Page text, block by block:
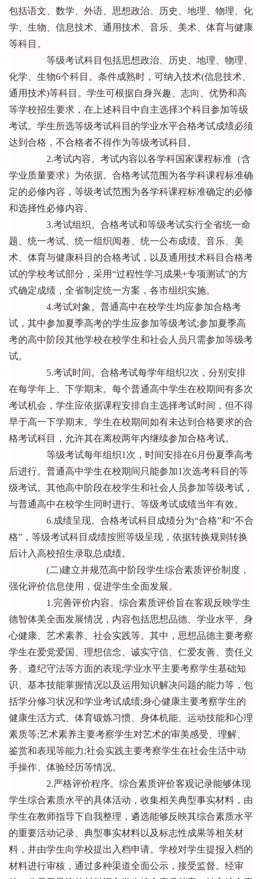
包括语文、数学、外语、思想政治、历史、地理、物理、化
学、生物、信息技术、通用技术、音乐、美术、体育与健康
等科目。
等级考试科目包括思想政治、历史、地理、物理、
化学、生物6个科目。条件成熟时，可纳入技术(信息技术、
通用技术)等科目。学生可根据自身兴趣、志向、优势和高
等学校招生要求，在上述科目中自主选择3个科目参加等级
考试。学生所选等级考试科目的学业水平合格考试成绩必须
达到合格，不合格者不得作为等级考试科目。
2.考试内容。考试内容以各学科国家课程标准（含
学业质量要求）为依据。合格考试范围为各学科课程标准确
定的必修内容，等级考试范围为各学科课程标准确定的必修
和选择性必修内容。
3.考试组织。合格考试和等级考试实行全省统一命
题、统一考试、统一组织阅卷、统一公布成绩。音乐、美
术、体育与健康科目的合格考试，以及通用技术科目合格考
试的学校考试部分，采用“过程性学习成果+专项测试”的方
式确定成绩，全省制定统一方案，各市组织实施。
4.考试对象。普通高中在校学生均应参加合格考
试，其中参加夏季高考的学生应参加等级考试;参加夏季高
考的高中阶段其他学校在校学生和社会人员只需参加等级考
试。
5.考试时间。合格考试每学年组织2次，分别安排
在每学年上、下学期末。每个普通高中学生在校期间有多次
考试机会，学生应依据课程安排自主选择考试时间，但不得
早于高一下学期末。学生在校期间如有未达到合格要求的合
格考试科目，允许其在离校两年内继续参加合格考试。
等级考试每年组织1次，时间安排在6月份夏季高考
后进行。普通高中学生在校期间只能参加1次选考科目的等
级考试。其他高中阶段在校学生和社会人员参加等级考试，
与普通高中在校学生同时进行。等级考试成绩当年有效。
6.成绩呈现。合格考试科目成绩分为“合格”和“不合
格”，等级考试科目成绩按照等级呈现，依据转换规则转换
后计入高校招生录取总成绩。
(二)建立并规范高中阶段学生综合素质评价制度，
强化评价信息使用，促进学生全面发展。
1.完善评价内容。综合素质评价旨在客观反映学生
德智体美全面发展情况，内容包括思想品德、学业水平、身
心健康、艺术素养、社会实践等。其中，思想品德主要考察
学生在爱党爱国、理想信念、诚实守信、仁爱友善、责任义
务、遵纪守法等方面的表现;学业水平主要考察学生基础知
识、基本技能掌握情况以及运用知识解决问题的能力等，包
括学分修习状况和学业考试成绩;身心健康主要考察学生的
健康生活方式、体育锻炼习惯、身体机能、运动技能和心理
素质等;艺术素养主要考察学生对艺术的审美感受、理解、
鉴赏和表现等能力;社会实践主要考察学生在社会生活中动
手操作、体验经历等情况。
2.严格评价程序。综合素质评价客观记录能够体现
学生综合素质水平的具体活动，收集相关典型事实材料，由
学生在教师指导下自我整理，遴选能够反映其综合素质水平
的重要活动记录、典型事实材料以及标志性成果等相关材
料，并由学生向学校提出入档申请。学校对学生提报入档的
材料进行审核，通过多种渠道全面公示，接受监督。经审